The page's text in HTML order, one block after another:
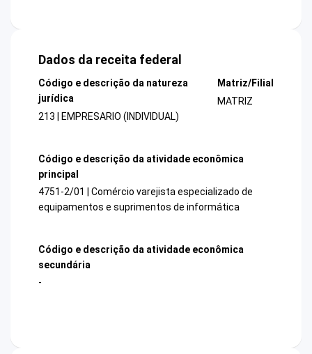
Dados da receita federal
Código e descrição da natureza
jurídica
213 | EMPRESARIO (INDIVIDUAL)
Matriz/Filial
MATRIZ
Código e descrição da atividade econômica
principal
4751-2/01 | Comércio varejista especializado de
equipamentos e suprimentos de informática
Código e descrição da atividade econômica
secundária
-